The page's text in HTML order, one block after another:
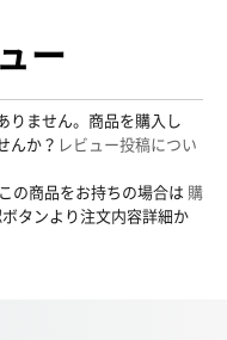
ー
りません。商品を購入し
んか？ レビュー投稿につい
の商品をお持ちの場合は 購
タンより注文内容詳細か